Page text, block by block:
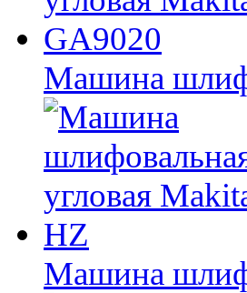
Машина
Машина